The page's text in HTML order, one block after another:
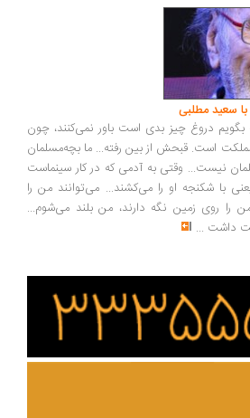
سعید مطلبی
بگویم دروغ چیز بدی است باور نمی‌کنند، چون
است. قبحش از بین رفته... ما بچه‌مسلمان
نیست... وقتی به آدمی که در کار سینماست
با شکنجه او را می‌کشند... می‌توانند من را
من را روی زمین نگه دارند، من بلند می‌شوم...
داشت ...